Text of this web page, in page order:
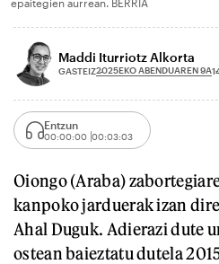
Maddi Iturriotz Alkorta
GASTEIZ2025EKO ABENDUAREN 9A
Entzun
00:00:00 00:03:03
Oiongo (Araba)
kanpoko jarduerak izan
Ahal Duguk. Adierazi dute
ostean baieztatu dutela